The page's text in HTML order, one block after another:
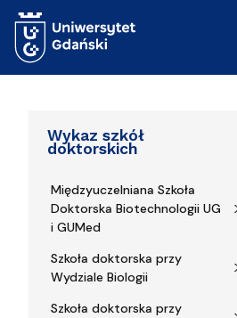
Wykaz szkół
doktorskich
Międzyuczelniana Szkoła
Doktorska Biotechnologii UG
i GUMed
Szkoła doktorska przy
Wydziale Biologii
Szkoła doktorska przy